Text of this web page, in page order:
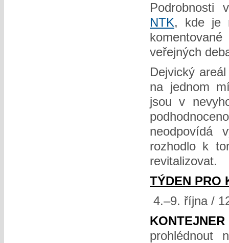
Podrobnosti
NTK, kde je
veřejných
Dejvický
na jednom
jsou v
neodpovídá
rozhodlo k
revitalizovat.
TÝDEN PRO
4.–9. října /
prohlédnout